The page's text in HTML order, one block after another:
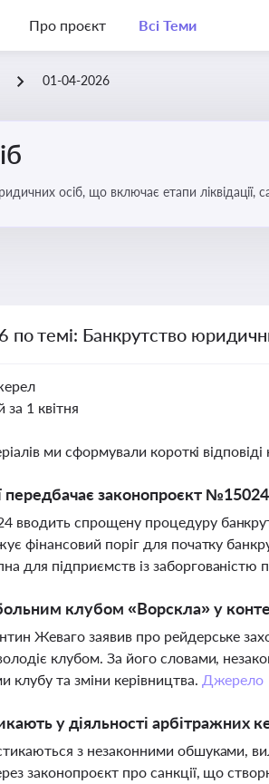
Про проєкт Всі Теми
01-04-2026
осіб, що включає етапи ліквідації,
по темі: Банкрутство
за 1 квітня
ми сформували короткі
передбачає законопроєкт
вводить спрощену процедуру
фінансовий поріг для початку
для підприємств із
клубом «Ворскла» у
Жеваго заявив про рейдерське
клубом. За його словами,
клубу та зміни керівництва. Джерело
у діяльності арбітражних
з незаконними обшуками,
законопроєкт про санкції, що